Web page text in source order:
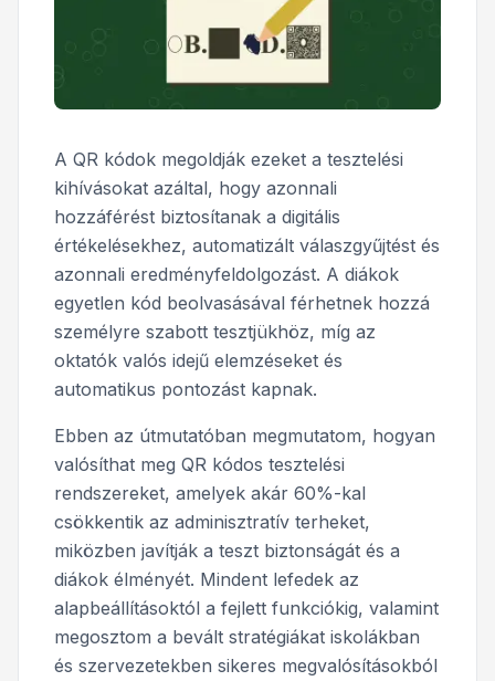
A QR kódok megoldják ezeket a tesztelési
kihívásokat azáltal, hogy azonnali
hozzáférést biztosítanak a digitális
értékelésekhez, automatizált válaszgyűjtést és
azonnali eredményfeldolgozást. A diákok
egyetlen kód beolvasásával férhetnek hozzá
személyre szabott tesztjükhöz, míg az
oktatók valós idejű elemzéseket és
automatikus pontozást kapnak.
Ebben az útmutatóban megmutatom, hogyan
valósíthat meg QR kódos tesztelési
rendszereket, amelyek akár 60%-kal
csökkentik az adminisztratív terheket,
miközben javítják a teszt biztonságát és a
diákok élményét. Mindent lefedek az
alapbeállításoktól a fejlett funkciókig, valamint
megosztom a bevált stratégiákat iskolákban
és szervezetekben sikeres megvalósításokból